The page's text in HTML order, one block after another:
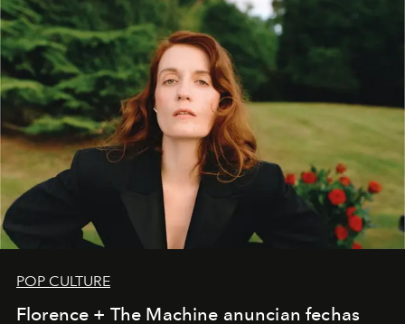
POP CULTURE
Florence + The Machine anuncian fechas